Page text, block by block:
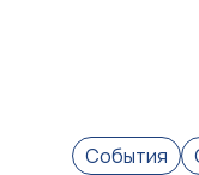
События